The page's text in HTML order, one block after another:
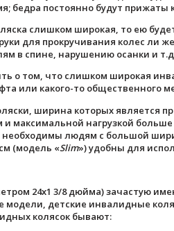
бедра постоянно будут прижаты
слишком широкая, то ею
для прокручивания колес ли
в спине, нарушению осанки и
о том, что слишком широкая
или какого-то общественного
ширина которых является
и максимальной нагрузкой
необходимы людям с большой
(модель «Slim») удобны для
24х1 3/8 дюйма) зачастую
модели, детские инвалидные
колясок бывают: